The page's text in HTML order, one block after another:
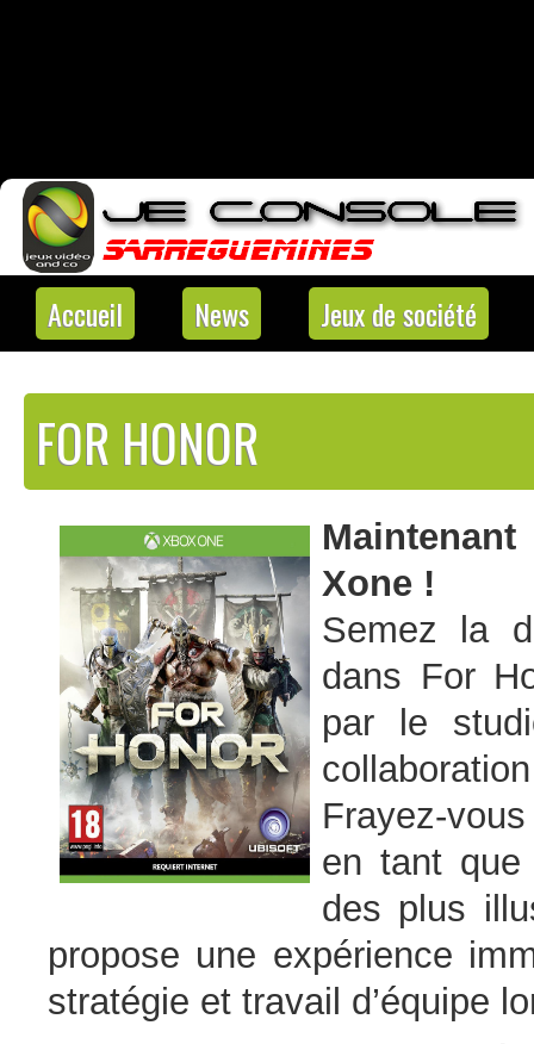
Accueil News Jeux de société
FOR HONOR
Xone !
Semez la
dans For
par le
Frayez-
en tant que
des plus
propose une expérience
stratégie et travail d’équipe